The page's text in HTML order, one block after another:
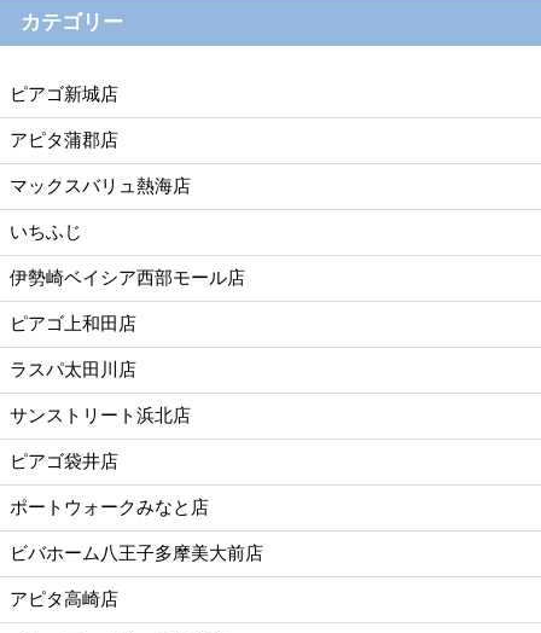
カテゴリー
ピアゴ新城店
アピタ蒲郡店
マックスバリュ熱海店
いちふじ
伊勢崎ベイシア西部モール店
ピアゴ上和田店
ラスパ太田川店
サンストリート浜北店
ピアゴ袋井店
ポートウォークみなと店
ビバホーム八王子多摩美大前店
アピタ高崎店